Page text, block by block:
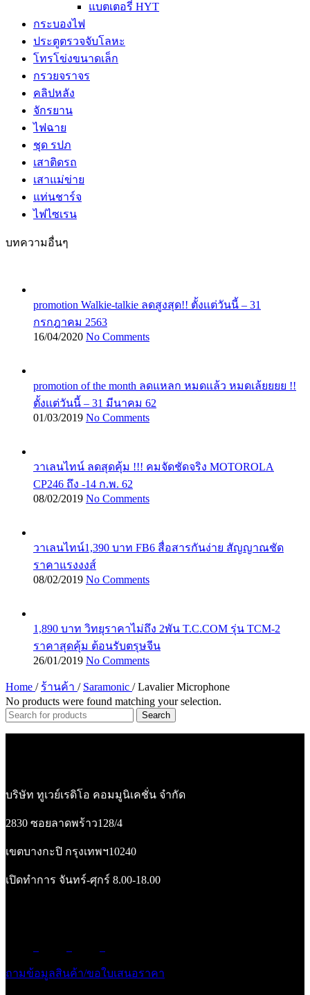
แบตเตอรี่ HYT
กระบองไฟ
ประตูตรวจจับโลหะ
โทรโข่งขนาดเล็ก
กรวยจราจร
คลิปหลัง
จักรยาน
ไฟฉาย
ชุด รปภ
เสาติดรถ
เสาแม่ข่าย
แท่นชาร์จ
ไฟไซเรน
บทความอื่นๆ
promotion Walkie-talkie ลดสูงสุด!! ตั้งเเต่วันนี้ – 31
กรกฎาคม 2563
16/04/2020 No Comments
promotion of the month ลดแหลก หมดเเล้ว หมดเล้ยยยย !!
ตั้งเเต่วันนี้ – 31 มีนาคม 62
01/03/2019 No Comments
วาเลนไทน์ ลดสุดคุ้ม !!! คมจัดชัดจริง MOTOROLA
CP246 ถึง -14 ก.พ. 62
08/02/2019 No Comments
วาเลนไทน์1,390 บาท FB6 สื่อสารกันง่าย สัญญาณชัด
ราคาแรงงงส์
08/02/2019 No Comments
1,890 บาท วิทยุราคาไม่ถึง 2พัน T.C.COM รุ่น TCM-2
ราคาสุดคุ้ม ต้อนรับตรุษจีน
26/01/2019 No Comments
Home / ร้านค้า / Saramonic / Lavalier Microphone
No products were found matching your selection.
Search
บริษัท ทูเวย์เรดิโอ คอมมูนิเคชั่น จำกัด
2830 ซอยลาดพร้าว128/4
เขตบางกะปิ กรุงเทพฯ10240
เปิดทำการ จันทร์-ศุกร์ 8.00-18.00
ถามข้อมูลสินค้า/ขอใบเสนอราคา